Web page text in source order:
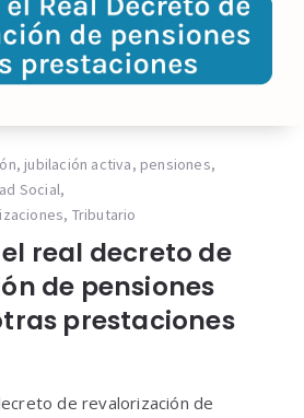
, jubilación activa, pensiones,
Social,
, Tributario
real decreto de
de pensiones
prestaciones
de revalorización de